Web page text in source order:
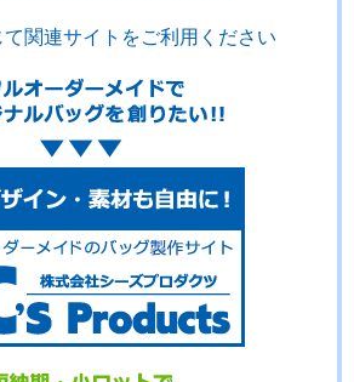
て関連サイトをご利用ください